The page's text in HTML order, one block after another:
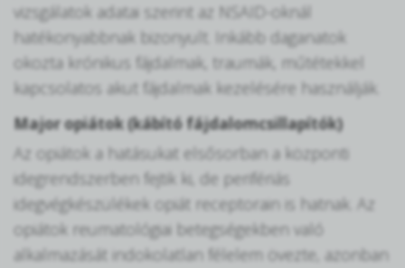
vizsgálatok adatai szerint az NSAID-oknál
hatékonyabbnak bizonyult. Inkább daganatok
okozta krónikus fájdalmak, traumák, műtétekkel
kapcsolatos akut fájdalmak kezelésére használják.
Major opiátok (kábító fájdalomcsillapítók)
Az opiátok a hatásukat elsősorban a központi
idegrendszerben fejtik ki, de perifériás
idegvégkészülékek opiát receptorain is hatnak. Az
opiátok reumatológiai betegségekben való
alkalmazását indokolatlan félelem övezte, azonban